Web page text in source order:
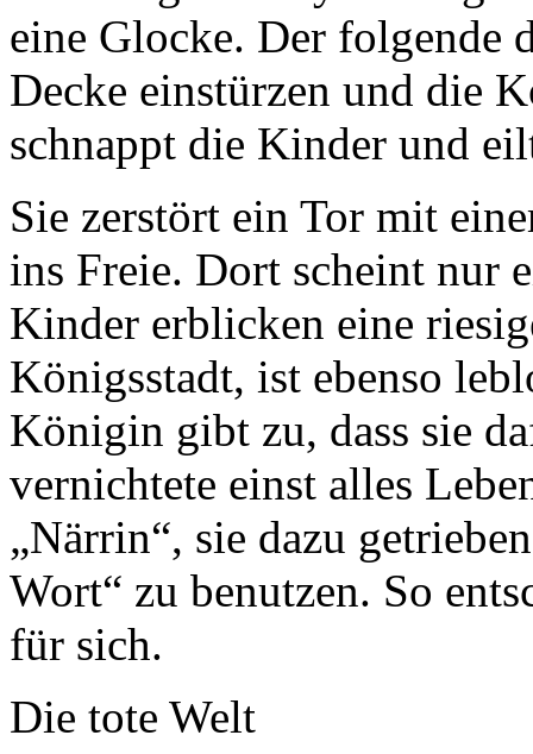
eine Glocke. Der folgende
Decke einstürzen und die
schnappt die Kinder und
Sie zerstört ein Tor mit
ins Freie. Dort scheint nur
Kinder erblicken eine
Königsstadt, ist ebenso
Königin gibt zu, dass sie
vernichtete einst alles
„Närrin“, sie dazu
Wort“ zu benutzen. So
für sich.
Die tote Welt